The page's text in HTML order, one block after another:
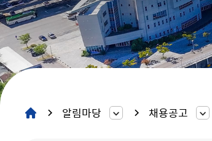
알림마당 채용공고